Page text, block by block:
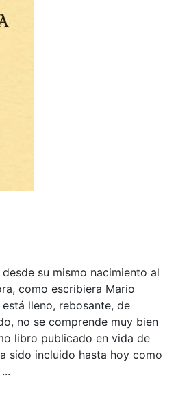
su mismo nacimiento al
como escribiera Mario
lleno, rebosante, de
no se comprende muy bien
libro publicado en vida de
sido incluido hasta hoy como